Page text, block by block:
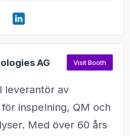
AG Visit Booth
leverantör av
inspelning, QM och
Med över 60 års